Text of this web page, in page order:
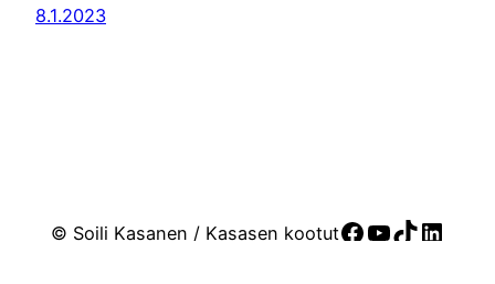
8.1.2023
© Soili Kasanen / Kasasen kootutFacebook
YouTube
TikTok